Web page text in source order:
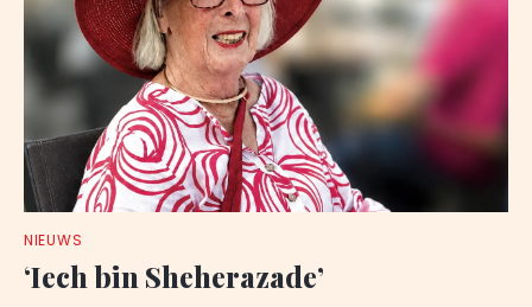
NIEUWS
‘Iech bin Sheherazade’